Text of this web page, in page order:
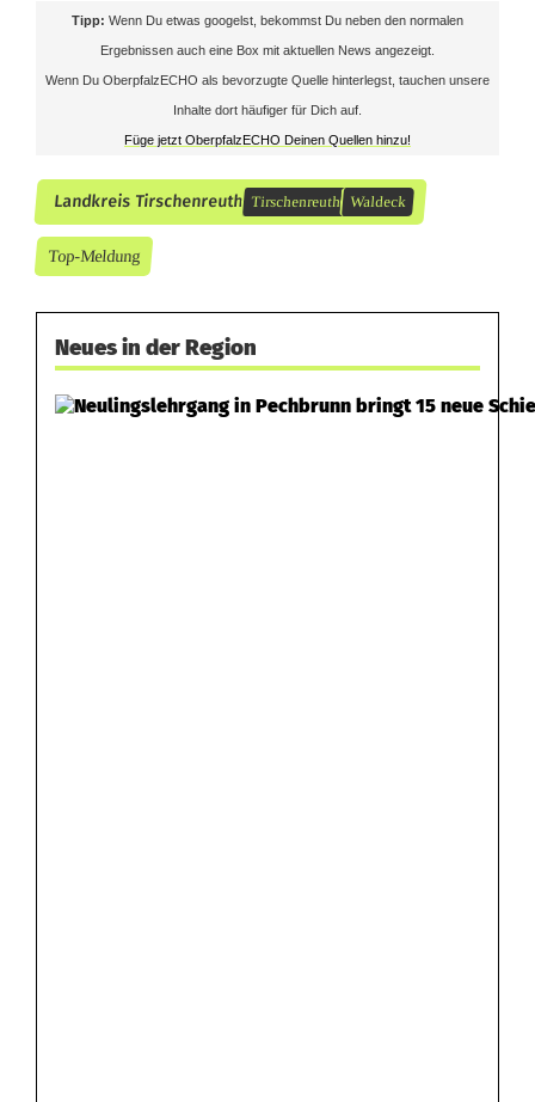
Tipp: Wenn Du etwas googelst, bekommst Du neben den normalen
Ergebnissen auch eine Box mit aktuellen News angezeigt.
Wenn Du OberpfalzECHO als bevorzugte Quelle hinterlegst, tauchen unsere
Inhalte dort häufiger für Dich auf.
Füge jetzt OberpfalzECHO Deinen Quellen hinzu!
Landkreis Tirschenreuth Tirschenreuth Waldeck
Top-Meldung
Neues in der Region